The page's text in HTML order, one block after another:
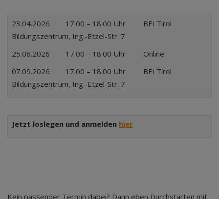
23.04.2026 17:00 – 18:00 Uhr BFI Tirol
Bildungszentrum, Ing.-Etzel-Str. 7
25.06.2026 17:00 – 18:00 Uhr Online
07.09.2026 17:00 – 18:00 Uhr BFI Tirol
Bildungszentrum, Ing.-Etzel-Str. 7
Jetzt loslegen und anmelden hier
Kein passender Termin dabei? Dann eben Durchstarten mit